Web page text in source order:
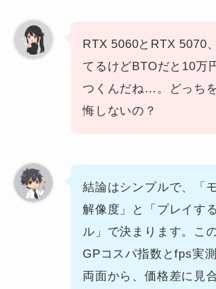
RTX 5060とRTX 5070
てるけどBTOだと10万
つくんだね…。どっち
悔しないの？
結論はシンプルで、「
解像度」と「プレイす
ル」で決まります。こ
GPコスパ指数とfps実
両面から、価格差に見